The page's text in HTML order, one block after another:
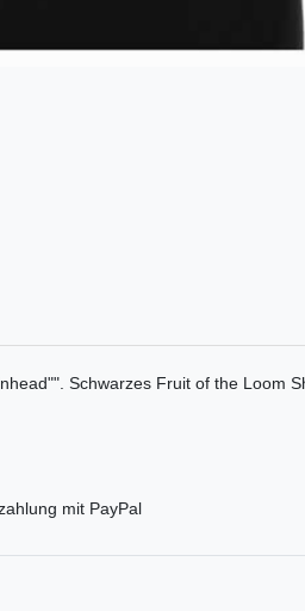
Schwarzes Fruit of the Loom
mit PayPal